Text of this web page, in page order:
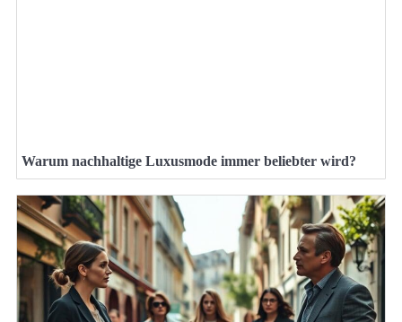
Warum nachhaltige Luxusmode immer beliebter wird?